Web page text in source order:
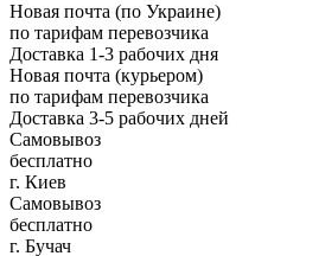
Новая почта (по Украине)
по тарифам перевозчика
Доставка 1-3 рабочих дня
Новая почта (курьером)
по тарифам перевозчика
Доставка 3-5 рабочих дней
Самовывоз
бесплатно
г. Киев
Самовывоз
бесплатно
г. Бучач